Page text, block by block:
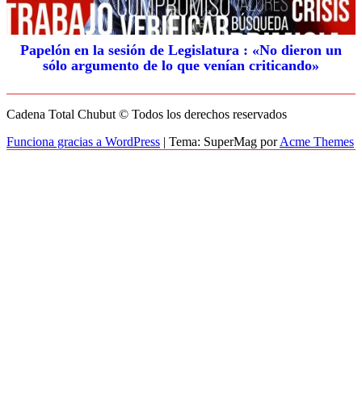
Papelón en la sesión de Legislatura : «No dieron un
sólo argumento de lo que venían criticando»
Cadena Total Chubut © Todos los derechos reservados
Funciona gracias a WordPress | Tema: SuperMag porAcme Themes